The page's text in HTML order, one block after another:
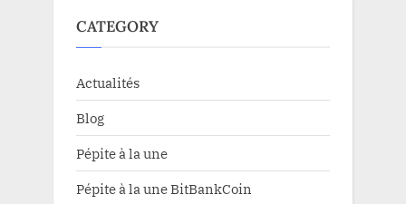
CATEGORY
Actualités
Blog
Pépite à la une
Pépite à la une BitBankCoin